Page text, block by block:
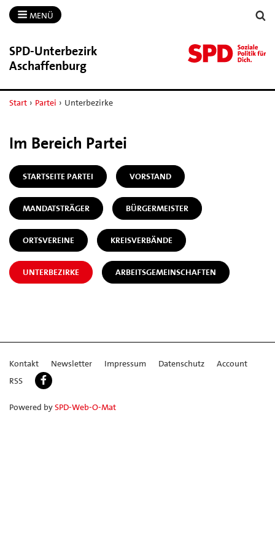
MENÜ
SPD-​Unterbezirk
Aschaffenburg
Start › Partei › Unterbezirke
Im Bereich Partei
STARTSEITE PARTEI VORSTAND
MANDATSTRÄGER BÜRGERMEISTER
ORTSVEREINE KREISVERBÄNDE
UNTERBEZIRKE ARBEITSGEMEINSCHAFTEN
Kontakt Newsletter Impressum Datenschutz
Account
RSS
Powered bySPD-Web-O-Mat